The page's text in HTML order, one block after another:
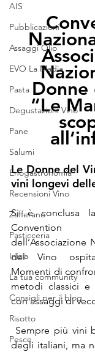
AIS
Pubblicazioni
Assaggi Olio
EVO La Madia
Pasta
Degustazioni Vino
Pane
Salumi
Enogastronomia
Recensioni Vino
Zafferano
Pasticceria
Inizia
La tua community
Consigli per il blog
Risotto
Pesce
Donne
“Le
Le Donne del
vini longevi
Si è conclusa
dell’Associazione
del Vino
Momenti di
metodi classici e
con assaggi di
Sempre più vini
degli italiani, ma